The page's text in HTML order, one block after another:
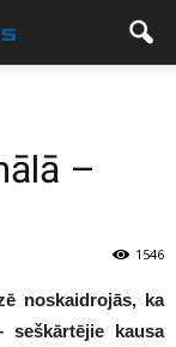
–
1546
noskaidrojās, ka
seškārtējie kausa